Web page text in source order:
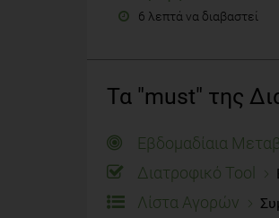
6 λεπτά να διαβαστεί
Τα "must" της
Εβδομαδίαια
Διατροφικό Tool
Λίστα Αγορών